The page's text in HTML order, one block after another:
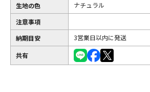
生地の色
ナチュラル
注意事項
納期目安
3営業日以内に発送
共有